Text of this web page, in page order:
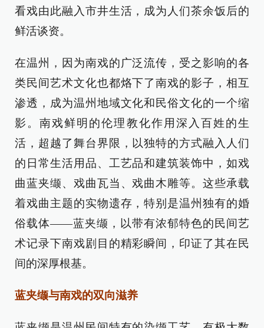
看戏由此融入市井生活，成为人们茶余饭后的
鲜活谈资。
在温州，因为南戏的广泛流传，受之影响的各
类民间艺术文化也都烙下了南戏的影子，相互
渗透，成为温州地域文化和民俗文化的一个缩
影。南戏鲜明的伦理教化作用深入百姓的生
活，超越了舞台界限，以独特的方式融入人们
的日常生活用品、工艺品和建筑装饰中，如戏
曲蓝夹缬、戏曲瓦当、戏曲木雕等。这些承载
着戏曲主题的实物遗存，特别是温州独有的婚
俗载体——蓝夹缬，以带有浓郁特色的民间艺
术记录下南戏剧目的精彩瞬间，印证了其在民
间的深厚根基。
蓝夹缬与南戏的双向滋养